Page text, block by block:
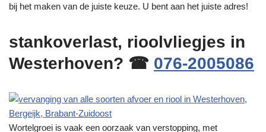
bij het maken van de juiste keuze. U bent aan het juiste adres!
stankoverlast, rioolvliegjes in
Westerhoven? ☎ 076-2005086
Wortelgroei is vaak een oorzaak van verstopping, met